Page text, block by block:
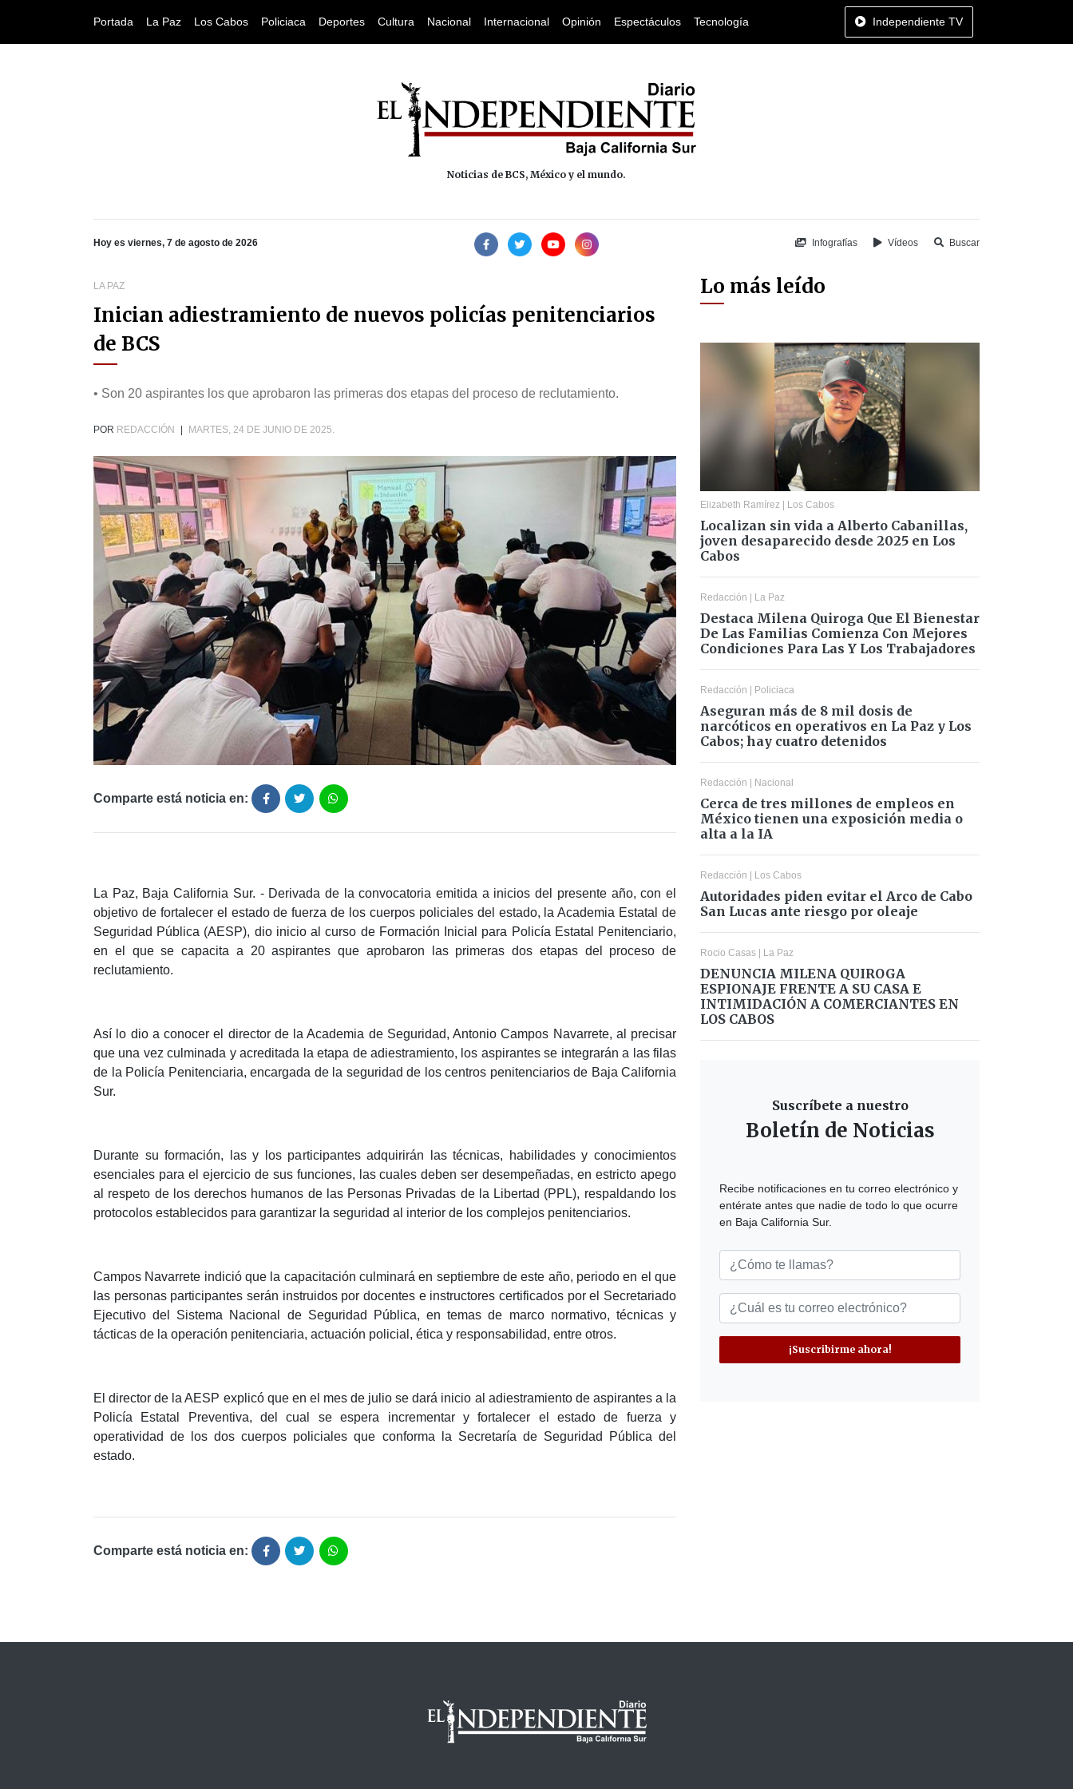
Portada La Paz Los Cabos Policiaca Deportes Cultura Nacional Internacional Opinión Espectáculos Tecnología Independiente TV
Noticias de BCS, México y el mundo.
Hoy es viernes, 7 de agosto de 2026 Infografías Vídeos Buscar
LA PAZ
Inician adiestramiento de nuevos policías penitenciarios
de BCS
• Son 20 aspirantes los que aprobaron las primeras dos etapas del proceso de reclutamiento.
POR REDACCIÓN MARTES, 24 DE JUNIO DE 2025.
Comparte está noticia en:
La Paz, Baja California Sur. - Derivada de la convocatoria emitida a inicios del presente año, con el
objetivo de fortalecer el estado de fuerza de los cuerpos policiales del estado, la Academia Estatal de
Seguridad Pública (AESP), dio inicio al curso de Formación Inicial para Policía Estatal Penitenciario,
en el que se capacita a 20 aspirantes que aprobaron las primeras dos etapas del proceso de
reclutamiento.
Así lo dio a conocer el director de la Academia de Seguridad, Antonio Campos Navarrete, al precisar
que una vez culminada y acreditada la etapa de adiestramiento, los aspirantes se integrarán a las filas
de la Policía Penitenciaria, encargada de la seguridad de los centros penitenciarios de Baja California
Sur.
Durante su formación, las y los participantes adquirirán las técnicas, habilidades y conocimientos
esenciales para el ejercicio de sus funciones, las cuales deben ser desempeñadas, en estricto apego
al respeto de los derechos humanos de las Personas Privadas de la Libertad (PPL), respaldando los
protocolos establecidos para garantizar la seguridad al interior de los complejos penitenciarios.
Campos Navarrete indició que la capacitación culminará en septiembre de este año, periodo en el que
las personas participantes serán instruidos por docentes e instructores certificados por el Secretariado
Ejecutivo del Sistema Nacional de Seguridad Pública, en temas de marco normativo, técnicas y
tácticas de la operación penitenciaria, actuación policial, ética y responsabilidad, entre otros.
El director de la AESP explicó que en el mes de julio se dará inicio al adiestramiento de aspirantes a la
Policía Estatal Preventiva, del cual se espera incrementar y fortalecer el estado de fuerza y
operatividad de los dos cuerpos policiales que conforma la Secretaría de Seguridad Pública del
estado.
Comparte está noticia en:
Lo más leído
Elizabeth Ramírez | Los Cabos
Localizan sin vida a Alberto Cabanillas,
joven desaparecido desde 2025 en Los
Cabos
Redacción | La Paz
Destaca Milena Quiroga Que El Bienestar
De Las Familias Comienza Con Mejores
Condiciones Para Las Y Los Trabajadores
Redacción | Policiaca
Aseguran más de 8 mil dosis de
narcóticos en operativos en La Paz y Los
Cabos; hay cuatro detenidos
Redacción | Nacional
Cerca de tres millones de empleos en
México tienen una exposición media o
alta a la IA
Redacción | Los Cabos
Autoridades piden evitar el Arco de Cabo
San Lucas ante riesgo por oleaje
Rocio Casas | La Paz
DENUNCIA MILENA QUIROGA
ESPIONAJE FRENTE A SU CASA E
INTIMIDACIÓN A COMERCIANTES EN
LOS CABOS
Suscríbete a nuestro
Boletín de Noticias
Recibe notificaciones en tu correo electrónico y
entérate antes que nadie de todo lo que ocurre
en Baja California Sur.
¡Suscribirme ahora!